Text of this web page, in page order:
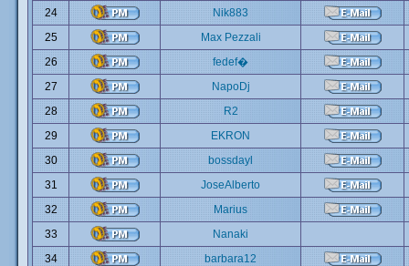
24
Nik883
25
Max Pezzali
26
fedef�
27
NapoDj
28
R2
29
EKRON
30
bossdayl
31
JoseAlberto
32
Marius
33
Nanaki
34
barbara12